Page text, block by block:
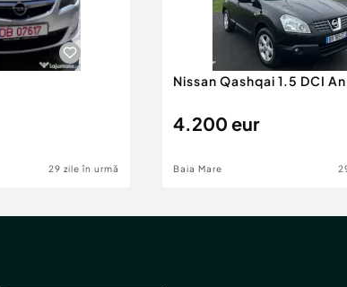
29 zile în urmă
Nissan Qashqai 1.5 DCI
4.200 eur
Baia Mare